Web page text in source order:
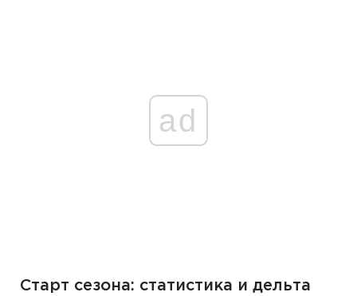
ad
Старт сезона: статистика и дельта